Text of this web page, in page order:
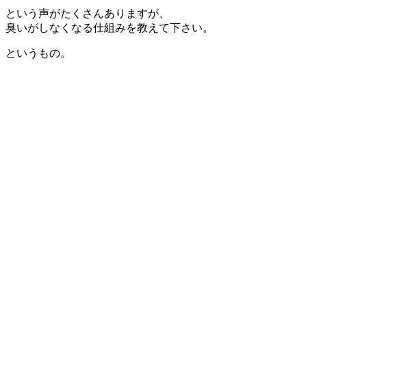
という声がたくさんありますが、
臭いがしなくなる仕組みを教えて下さい。
というもの。